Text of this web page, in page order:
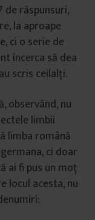
de răspunsuri,
la aproape
ci o serie de
încerca să dea
scris ceilalți.
observând, nu
limbii
limba română
ci doar
ai fi pus un moț
locul acesta, nu